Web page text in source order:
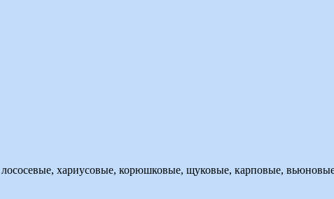
хариусовые, корюшковые, щуковые, карповые,